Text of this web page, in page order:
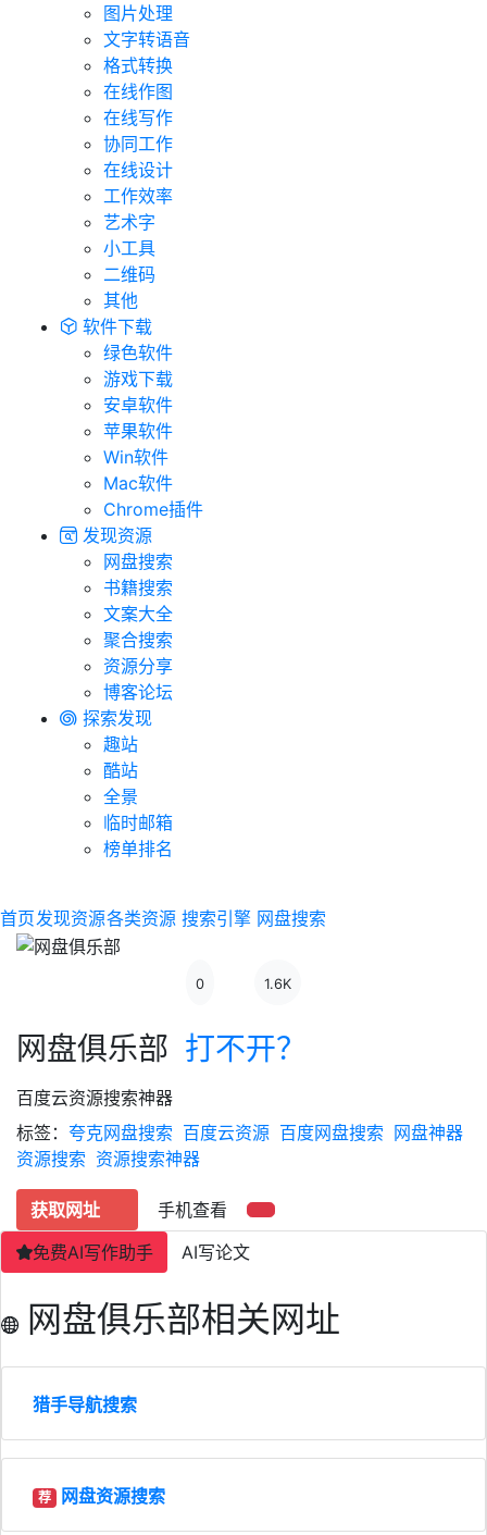
图片处理
文字转语音
格式转换
在线作图
在线写作
协同工作
在线设计
工作效率
艺术字
小工具
二维码
其他
软件下载
绿色软件
游戏下载
安卓软件
苹果软件
Win软件
Mac软件
Chrome插件
发现资源
网盘搜索
书籍搜索
文案大全
聚合搜索
资源分享
博客论坛
探索发现
趣站
酷站
全景
临时邮箱
榜单排名
首页发现资源各类资源 搜索引擎 网盘搜索
0 1.6K
网盘俱乐部 打不开？
百度云资源搜索神器
标签： 夸克网盘搜索 百度云资源 百度网盘搜索 网盘神器
资源搜索 资源搜索神器
获取网址
手机查看
免费AI写作助手
AI写论文
网盘俱乐部相关网址
荐